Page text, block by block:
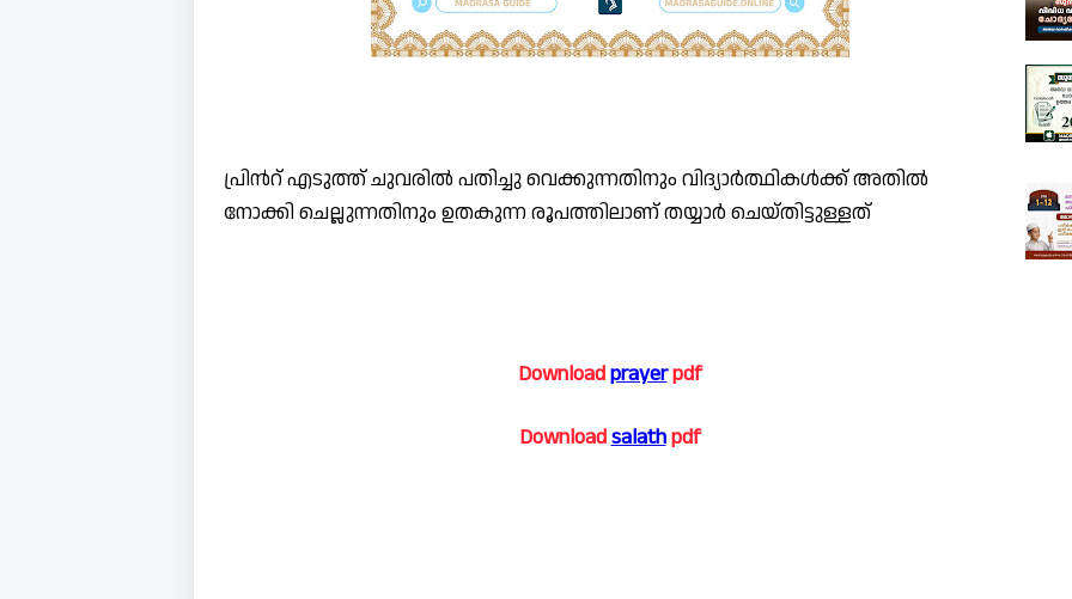
പ്രിൻറ് എടുത്ത് ചുവരിൽ പതിച്ചു വെക്കുന്നതിനും വിദ്യാർത്ഥികൾക്ക് അതിൽ
നോക്കി ചെല്ലുന്നതിനും ഉതകുന്ന രൂപത്തിലാണ് തയ്യാർ ചെയ്തിട്ടുള്ളത്
Downloadprayerpdf
Downloadsalathpdf